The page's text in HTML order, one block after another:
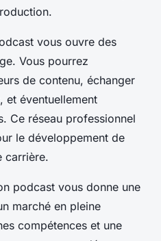
vous ouvre des
Vous pourrez
de contenu, échanger
et éventuellement
Ce réseau professionnel
le développement de
carrière.
podcast vous donne une
marché en pleine
compétences et une